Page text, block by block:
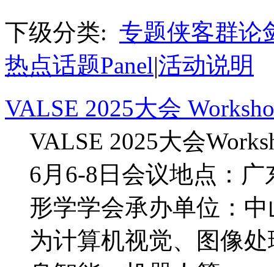
下级分类: 专题侠客群论
热点话题Panel|活动说明
VALSE 2025大会
VALSE 2025大会
6月6-8日会议地点：
形学学会承办单位：
为计算机视觉、图像